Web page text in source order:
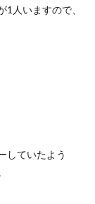
人いますので、
していたよう